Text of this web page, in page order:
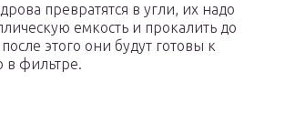
превратятся в угли, их надо
емкость и прокалить до
этого они будут готовы к
в фильтре.